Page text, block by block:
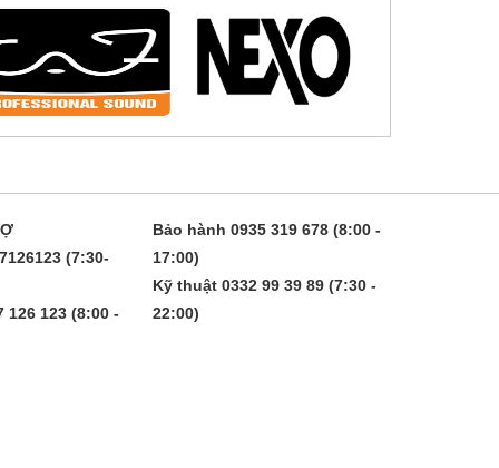
(7:30-
126 123 (8:00 -
Bảo hành 0935 319 678 (8:00 -
17:00)
Kỹ thuật 0332 99 39 89 (7:30 -
22:00)